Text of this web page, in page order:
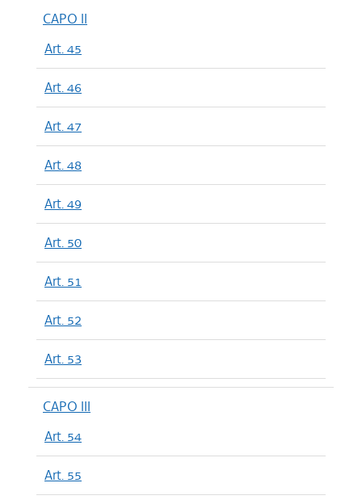
CAPO II
Art. 45
Art. 46
Art. 47
Art. 48
Art. 49
Art. 50
Art. 51
Art. 52
Art. 53
CAPO III
Art. 54
Art. 55